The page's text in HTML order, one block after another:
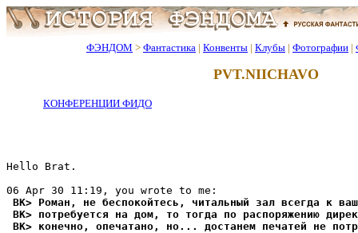
ФЭНДОМ > Фантастика | Конвенты | Клубы | Фотографии |
PVT.NIICHAVO
КОНФЕРЕНЦИИ ФИДО
Hello Brat.
BK> Роман, не беспокойтесь, читальный зал всегда к
BK> потpебуется на дом, то тогда по pаспоpяжению
BK> конечно, опечатано, но... достанем печатей не